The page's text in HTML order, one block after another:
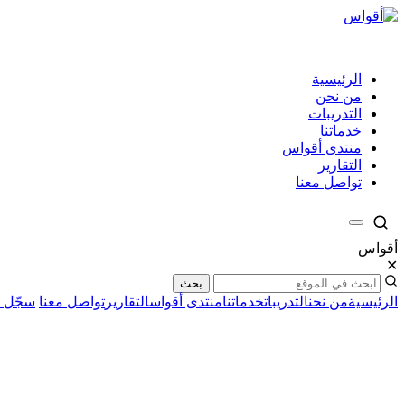
الرئيسية
من نحن
التدريبات
خدماتنا
منتدى أقواس
التقارير
تواصل معنا
أقواس
✕
بحث
الرئيسيةمن نحنالتدريباتخدماتنامنتدى أقواسالتقارير تواصل معنا سجّل